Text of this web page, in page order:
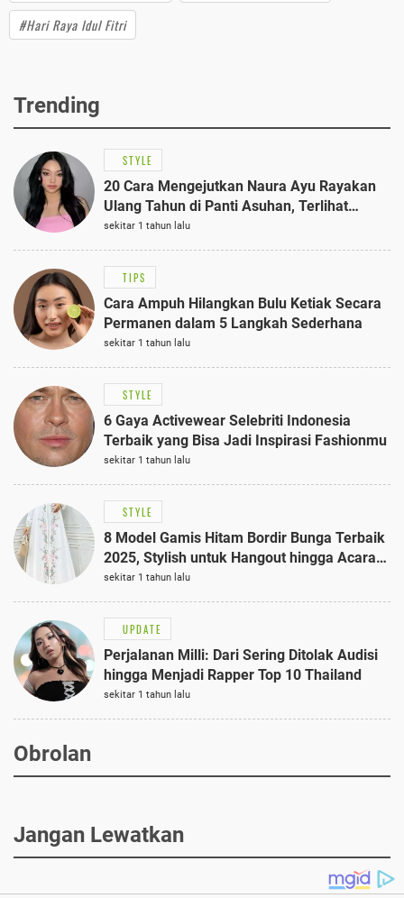
#Hari Raya Idul Fitri
Trending
STYLE
20 Cara Mengejutkan Naura Ayu Rayakan
Ulang Tahun di Panti Asuhan, Terlihat
Anggun dengan Kaftan Cokelat
sekitar 1 tahun lalu
TIPS
Cara Ampuh Hilangkan Bulu Ketiak Secara
Permanen dalam 5 Langkah Sederhana
sekitar 1 tahun lalu
STYLE
6 Gaya Activewear Selebriti Indonesia
Terbaik yang Bisa Jadi Inspirasi Fashionmu
sekitar 1 tahun lalu
STYLE
8 Model Gamis Hitam Bordir Bunga Terbaik
2025, Stylish untuk Hangout hingga Acara
Semi-Formal
sekitar 1 tahun lalu
UPDATE
Perjalanan Milli: Dari Sering Ditolak Audisi
hingga Menjadi Rapper Top 10 Thailand
sekitar 1 tahun lalu
Obrolan
Jangan Lewatkan